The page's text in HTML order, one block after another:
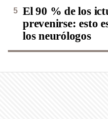
El 90 % de los
prevenirse: esto
los neurólogos